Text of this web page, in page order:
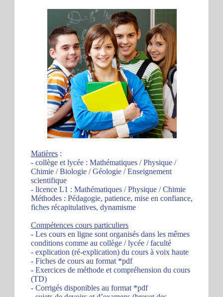
Matières :
- collège et lycée : Mathématiques / Physique /
Chimie / Biologie / Géologie / Enseignement
scientifique
- licence L1 : Mathématiques / Physique / Chimie
Méthodes : Pédagogie, patience, mise en confiance,
fiches récapitulatives, dynamisme
Compétences cours particuliers
- Les cours en ligne sont organisés dans les mêmes
conditions comme au collège / lycée / faculté
- explication (ré-explication) du cours à voix haute
- Fiches de cours au format *pdf
- Exercices de méthode et compréhension du cours
(TD)
- Corrigés disponibles au format *pdf